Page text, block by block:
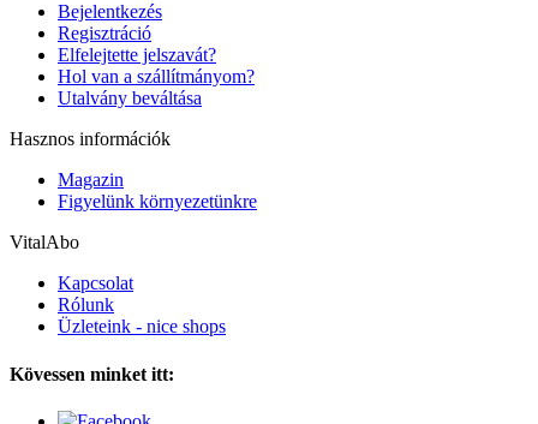
Bejelentkezés
Regisztráció
Elfelejtette jelszavát?
Hol van a szállítmányom?
Utalvány beváltása
Hasznos információk
Magazin
Figyelünk környezetünkre
VitalAbo
Kapcsolat
Rólunk
Üzleteink - nice shops
Kövessen minket itt: